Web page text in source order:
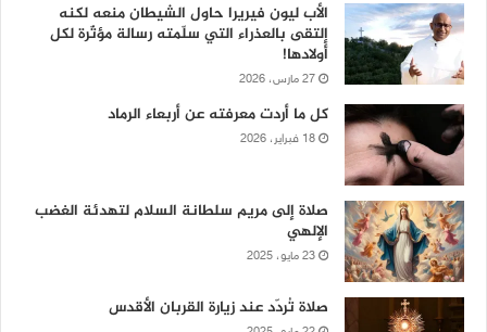
الأب ليون فيريرا حاول الشيطان منعه لكنه
إلتقى بالعذراء التي سلّمته رسالة مؤثّرة لكل
أولادها!
27 مارس، 2026
كل ما أردت معرفته عن أربعاء الرماد
18 فبراير، 2026
صلاة إلى مريم سلطانة السلام لتهدئة الغضب
الإلهي
23 مايو، 2025
صلاة تُردّد عند زيارة القربان الأقدس